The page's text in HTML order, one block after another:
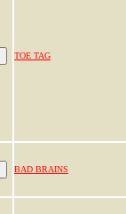
TOE TAG
BAD BRAINS